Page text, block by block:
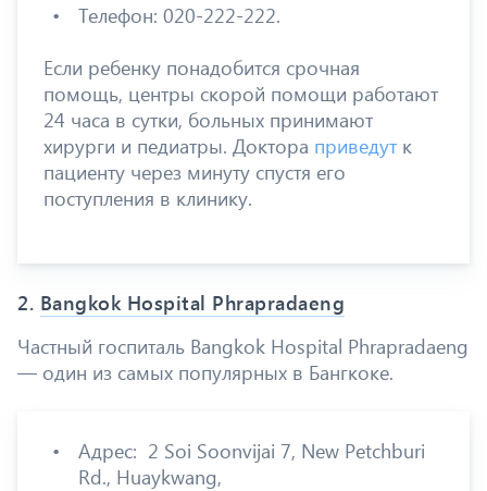
Телефон: 020-222-222.
Если ребенку понадобится срочная
помощь, центры скорой помощи работают
24 часа в сутки, больных принимают
хирурги и педиатры. Доктора приведут к
пациенту через минуту спустя его
поступления в клинику.
2. Bangkok Hospital Phrapradaeng
Частный госпиталь Bangkok Hospital Phrapradaeng
— один из самых популярных в Бангкоке.
Адрес: 2 Soi Soonvijai 7, New Petchburi
Rd., Huaykwang,